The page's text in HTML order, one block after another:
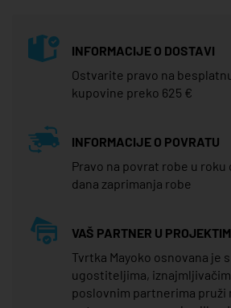
INFORMACIJE O DOSTAVI
Ostvarite pravo na
kupovine preko 625 €
INFORMACIJE O POVRATU
Pravo na povrat robe u roku
dana zaprimanja robe
VAŠ PARTNER U
Tvrtka Mayoko osnovana je
ugostiteljima,
poslovnim partnerima pruži